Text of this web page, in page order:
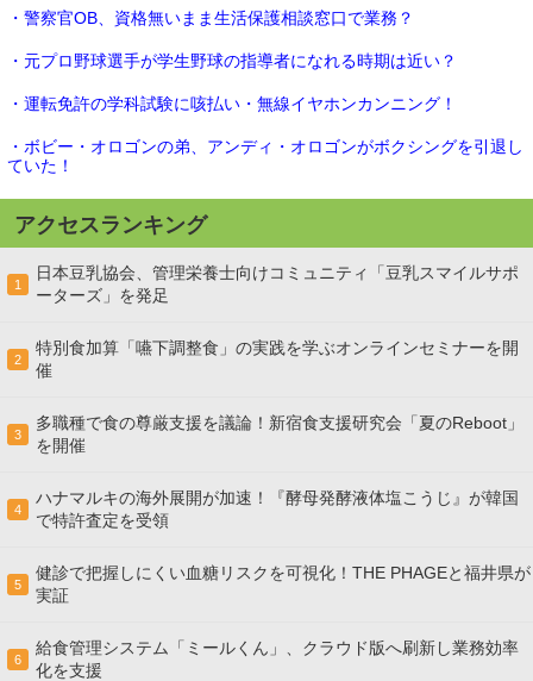
・警察官OB、資格無いまま生活保護相談窓口で業務？
・元プロ野球選手が学生野球の指導者になれる時期は近い？
・運転免許の学科試験に咳払い・無線イヤホンカンニング！
・ボビー・オロゴンの弟、アンディ・オロゴンがボクシングを引退し
ていた！
アクセスランキング
1
日本豆乳協会、管理栄養士向けコミュニティ「豆乳スマイルサポ
ーターズ」を発足
2
特別食加算「嚥下調整食」の実践を学ぶオンラインセミナーを開
催
3
多職種で食の尊厳支援を議論！新宿食支援研究会「夏のReboot」
を開催
4
ハナマルキの海外展開が加速！『酵母発酵液体塩こうじ』が韓国
で特許査定を受領
5
健診で把握しにくい血糖リスクを可視化！THE PHAGEと福井県が
実証
6
給食管理システム「ミールくん」、クラウド版へ刷新し業務効率
化を支援